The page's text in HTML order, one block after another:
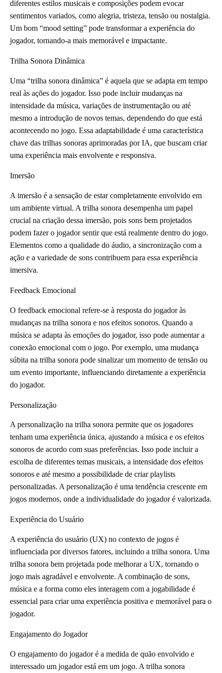
diferentes estilos musicais e composições podem evocar
sentimentos variados, como alegria, tristeza, tensão ou nostalgia.
Um bom “mood setting” pode transformar a experiência do
jogador, tornando-a mais memorável e impactante.
Trilha Sonora Dinâmica
Uma “trilha sonora dinâmica” é aquela que se adapta em tempo
real às ações do jogador. Isso pode incluir mudanças na
intensidade da música, variações de instrumentação ou até
mesmo a introdução de novos temas, dependendo do que está
acontecendo no jogo. Essa adaptabilidade é uma característica
chave das trilhas sonoras aprimoradas por IA, que buscam criar
uma experiência mais envolvente e responsiva.
Imersão
A imersão é a sensação de estar completamente envolvido em
um ambiente virtual. A trilha sonora desempenha um papel
crucial na criação dessa imersão, pois sons bem projetados
podem fazer o jogador sentir que está realmente dentro do jogo.
Elementos como a qualidade do áudio, a sincronização com a
ação e a variedade de sons contribuem para essa experiência
imersiva.
Feedback Emocional
O feedback emocional refere-se à resposta do jogador às
mudanças na trilha sonora e nos efeitos sonoros. Quando a
música se adapta às emoções do jogador, isso pode aumentar a
conexão emocional com o jogo. Por exemplo, uma mudança
súbita na trilha sonora pode sinalizar um momento de tensão ou
um evento importante, influenciando diretamente a experiência
do jogador.
Personalização
A personalização na trilha sonora permite que os jogadores
tenham uma experiência única, ajustando a música e os efeitos
sonoros de acordo com suas preferências. Isso pode incluir a
escolha de diferentes temas musicais, a intensidade dos efeitos
sonoros e até mesmo a possibilidade de criar playlists
personalizadas. A personalização é uma tendência crescente em
jogos modernos, onde a individualidade do jogador é valorizada.
Experiência do Usuário
A experiência do usuário (UX) no contexto de jogos é
influenciada por diversos fatores, incluindo a trilha sonora. Uma
trilha sonora bem projetada pode melhorar a UX, tornando o
jogo mais agradável e envolvente. A combinação de sons,
música e a forma como eles interagem com a jogabilidade é
essencial para criar uma experiência positiva e memorável para o
jogador.
Engajamento do Jogador
O engajamento do jogador é a medida de quão envolvido e
interessado um jogador está em um jogo. A trilha sonora